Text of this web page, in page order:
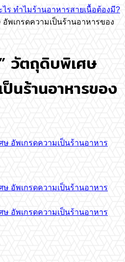
ไร ทำไมร้านอาหารสายเนื้อต้องมี?
อัพเกรดความเป็นร้านอาหารของ
วัตถุดิบพิเศษ
นร้านอาหารของ